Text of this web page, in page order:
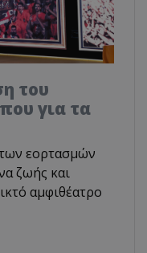
του
για τα
εορτασμών
ζωής και
αμφιθέατρο